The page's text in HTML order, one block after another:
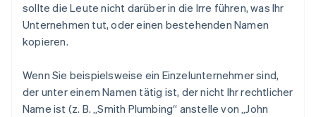
sollte die Leute nicht darüber in die Irre führen, was Ihr
Unternehmen tut, oder einen bestehenden Namen
kopieren.
Wenn Sie beispielsweise ein Einzelunternehmer sind,
der unter einem Namen tätig ist, der nicht Ihr rechtlicher
Name ist (z. B. „Smith Plumbing“ anstelle von „John